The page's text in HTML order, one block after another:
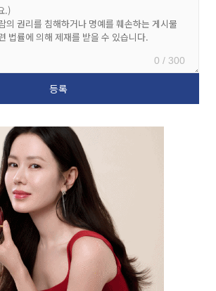
0 / 300